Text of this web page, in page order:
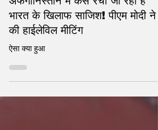
अफगानिस्तान में कैसे रची जा रही है
भारत के खिलाफ साजिश! पीएम मोदी ने
की हाईलेविल मीटिंग
ऐसा क्या हुआ